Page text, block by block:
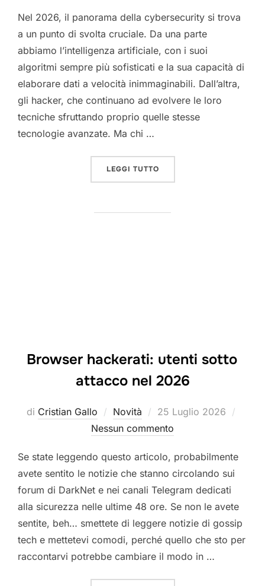
Nel 2026, il panorama della cybersecurity si trova
a un punto di svolta cruciale. Da una parte
abbiamo l’intelligenza artificiale, con i suoi
algoritmi sempre più sofisticati e la sua capacità di
elaborare dati a velocità inimmaginabili. Dall’altra,
gli hacker, che continuano ad evolvere le loro
tecniche sfruttando proprio quelle stesse
tecnologie avanzate. Ma chi …
LEGGI TUTTO“AI VS HACKER: CHI
Browser hackerati: utenti sotto
attacco nel 2026
di Cristian Gallo Novità
Pubblicato
il
25 Luglio 2026
Nessun commento
Se state leggendo questo articolo, probabilmente
avete sentito le notizie che stanno circolando sui
forum di DarkNet e nei canali Telegram dedicati
alla sicurezza nelle ultime 48 ore. Se non le avete
sentite, beh… smettete di leggere notizie di gossip
tech e mettetevi comodi, perché quello che sto per
raccontarvi potrebbe cambiare il modo in …